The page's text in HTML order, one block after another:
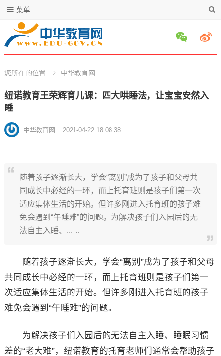
菜单
您所在的位置 中华教育网
纽诺教育王荣辉育儿课：四大哄睡法，让宝宝安然入
睡
中华教育网 2021-04-22 18:08:38
随着孩子逐渐长大，学会“离别”成为了孩子和父母共
同成长中必经的一环，而上托育班则是孩子们第一次
适应集体生活的开始。但许多刚进入托育班的孩子难
免会遇到“午睡难”的问题。为解决孩子们入园后的无
法自主入睡、...…
随着孩子逐渐长大，学会“离别”成为了孩子和父母
共同成长中必经的一环，而上托育班则是孩子们第一
次适应集体生活的开始。但许多刚进入托育班的孩子
难免会遇到“午睡难”的问题。
为解决孩子们入园后的无法自主入睡、睡眠习惯
差的“老大难”，纽诺教育的托育老师们通常会帮助孩子